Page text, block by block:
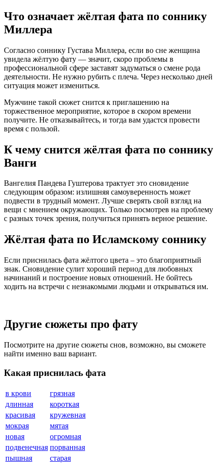
Что означает жёлтая фата по соннику
Миллера
Согласно соннику Густава Миллера, если во сне женщина
увидела жёлтую фату — значит, скоро проблемы в
профессиональной сфере заставят задуматься о смене рода
деятельности. Не нужно рубить с плеча. Через несколько дней
ситуация может измениться.
Мужчине такой сюжет снится к приглашению на
торжественное мероприятие, которое в скором времени
получите. Не отказывайтесь, и тогда вам удастся провести
время с пользой.
К чему снится жёлтая фата по соннику
Ванги
Вангелия Пaндева Гуштерова трактует это сновидение
следующим образом: излишняя самоуверенность может
подвести в трудный момент. Лучше сверять свой взгляд на
вещи с мнением окружающих. Только посмотрев на проблему
с разных точек зрения, получиться принять верное решение.
Жёлтая фата по Исламскому соннику
Если приснилась фата жёлтого цвета – это благоприятный
знак. Сновидение сулит хороший период для любовных
начинаний и построение новых отношений. Не бойтесь
ходить на встречи с незнакомыми людьми и открываться им.
Другие сюжеты про фату
Посмотрите на другие сюжеты снов, возможно, вы сможете
найти именно ваш вариант.
Какая приснилась фата
в крови
грязная
длинная
короткая
красивая
кружевная
мокрая
мятая
новая
огромная
подвенечная порванная
пышная
старая